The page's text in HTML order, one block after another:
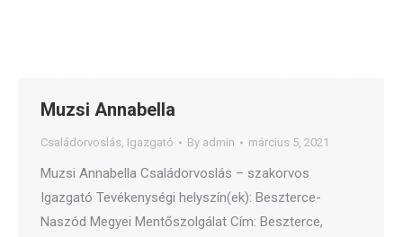
Muzsi Annabella
Családorvoslás, Igazgató By admin március 5, 2021
Muzsi Annabella Családorvoslás – szakorvos
Igazgató Tevékenységi helyszín(ek): Beszterce-
Naszód Megyei Mentőszolgálat Cím: Beszterce,